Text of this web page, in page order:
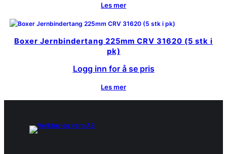
Les mer
Boxer Jernbindertang 225mm CRV 31620 (5 stk i
pk)
Logg inn for å se pris
Les mer